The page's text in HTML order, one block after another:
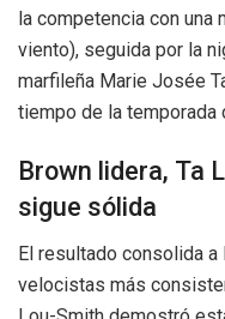
la competencia con una
viento), seguida por la
marfileña Marie Josée
tiempo de la temporada
Brown lidera, Ta
sigue sólida
El resultado consolida
velocistas más